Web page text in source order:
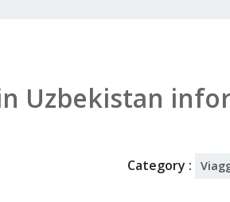
Uzbekistan
Category :